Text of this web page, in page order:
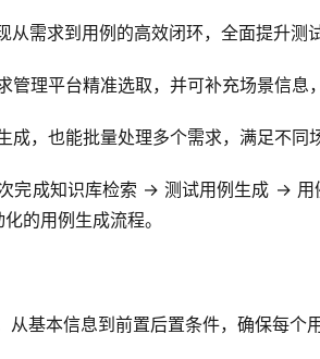
需求到用例的高效闭环，全面提升测
理平台精准选取，并可补充场景信息
，也能批量处理多个需求，满足不同
完成知识库检索 → 测试用例生成 →
的用例生成流程。
基本信息到前置后置条件，确保每个